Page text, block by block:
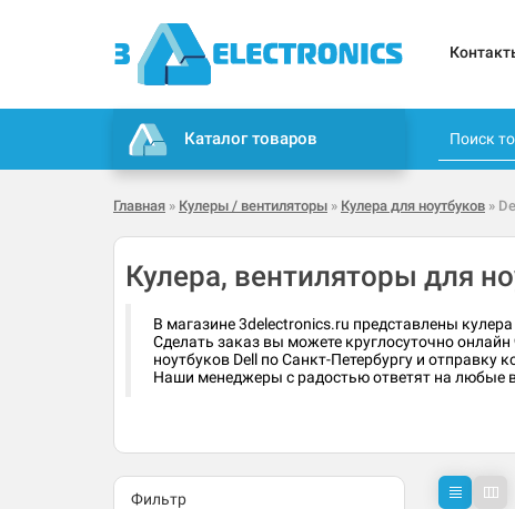
Каталог товаров
Главная » Кулеры / вентиляторы » Кулера для ноутбуков » Dell
Кулера, вентиляторы для
В магазине 3delectronics.ru представлены кулера
Сделать заказ вы можете круглосуточно
ноутбуков Dell по Санкт-Петербургу и отправку
Наши менеджеры с радостью ответят на любые
Фильтр